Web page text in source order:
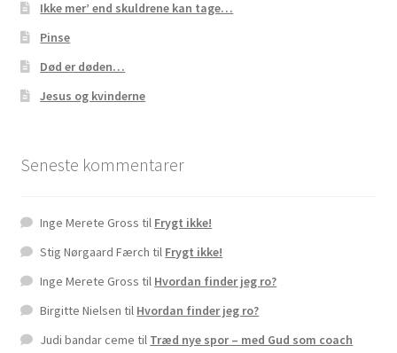
Ikke mer’ end skuldrene kan tage…
Pinse
Død er døden…
Jesus og kvinderne
Seneste kommentarer
Inge Merete Gross til Frygt ikke!
Stig Nørgaard Færch til Frygt ikke!
Inge Merete Gross til Hvordan finder jeg ro?
Birgitte Nielsen til Hvordan finder jeg ro?
Judi bandar ceme til Træd nye spor – med Gud som coach